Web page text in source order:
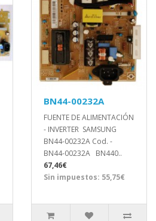
BN44-00232A
FUENTE DE ALIMENTACIÓN
- INVERTER SAMSUNG
BN44-00232A Cod. -
BN44-00232A BN440..
67,46€
Sin impuestos: 55,75€